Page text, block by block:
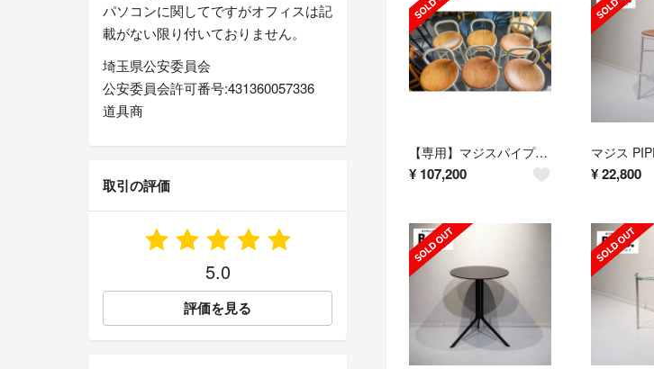
【専用】マジスパイプスツール 追加5脚購入ページ
¥ 107,200 ¥22,800
パソコンに関してですがオフィスは記
載がない限り付いておりません。
埼玉県公安委員会
公安委員会許可番号:431360057336
道具商
取引の評価
5.0
評価を見る